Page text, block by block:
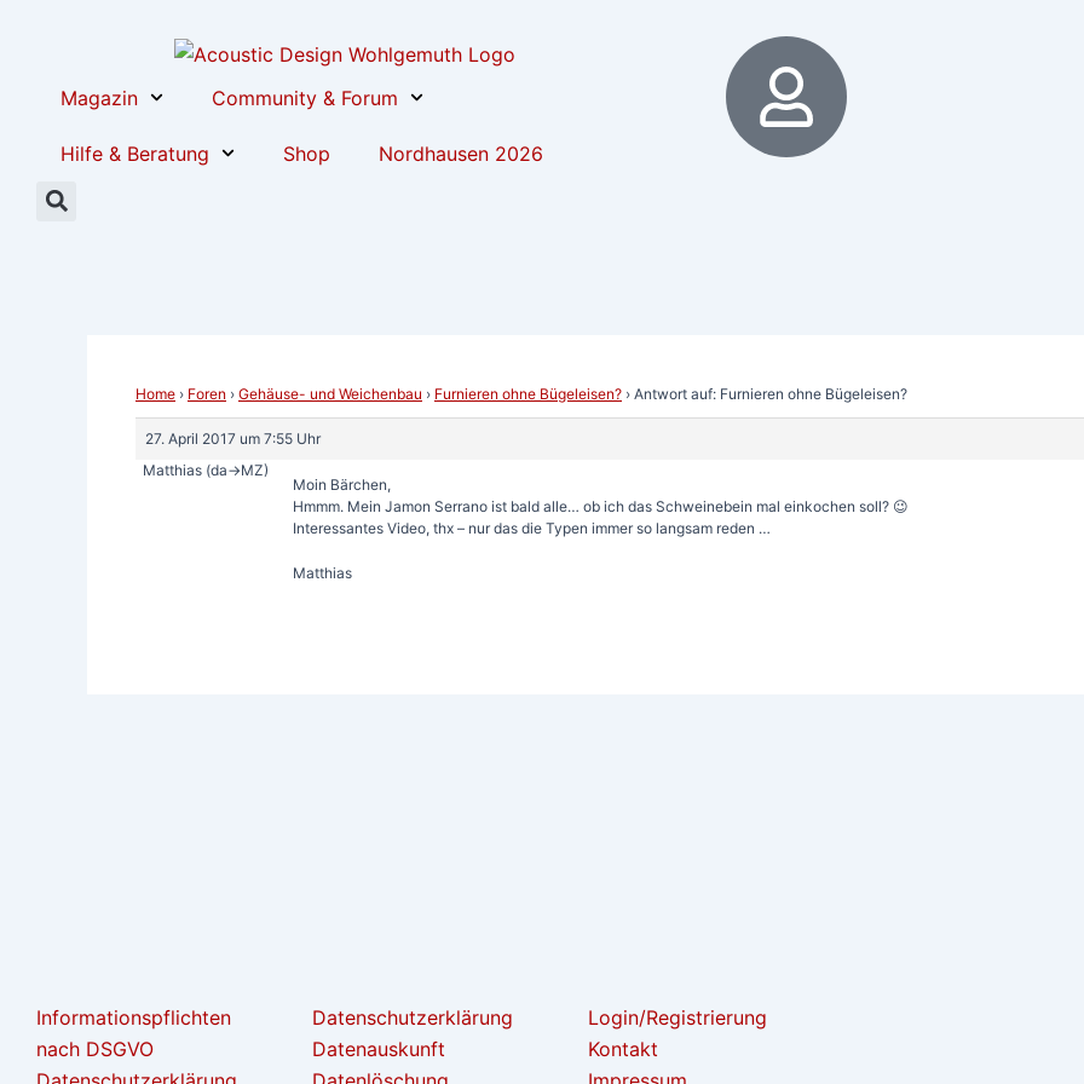
Magazin
Community & Forum
Hilfe & Beratung Shop Nordhausen 2026
Home › Foren › Gehäuse- und Weichenbau › Furnieren ohne Bügeleisen? › Antwort auf: Furnieren ohne Bügeleisen?
27. April 2017 um 7:55 Uhr
Matthias (da->MZ)
Moin Bärchen,
Hmmm. Mein Jamon Serrano ist bald alle… ob ich das Schweinebein mal einkochen soll? 😉
Interessantes Video, thx – nur das die Typen immer so langsam reden …
Matthias
navigation
Informationspflichten
nach DSGVO
Datenschutzerklärung
Datenauskunft
Login/Registrierung
Kontakt